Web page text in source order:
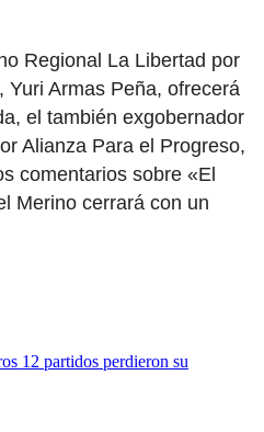
Regional La Libertad por
Yuri Armas Peña, ofrecerá
el también exgobernador
Alianza Para el Progreso,
comentarios sobre «El
Merino cerrará con un
12 partidos perdieron su